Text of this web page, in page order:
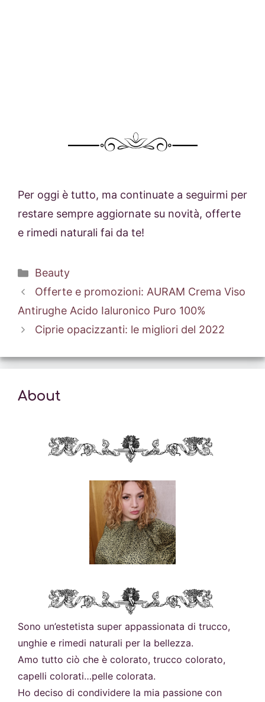
Per oggi è tutto, ma continuate a seguirmi per
restare sempre aggiornate su novità, offerte
e rimedi naturali fai da te!
Categorie
Beauty
Offerte e promozioni: AURAM Crema Viso
Antirughe Acido Ialuronico Puro 100%
Ciprie opacizzanti: le migliori del 2022
About
Sono un’estetista super appassionata di trucco,
unghie e rimedi naturali per la bellezza.
Amo tutto ciò che è colorato, trucco colorato,
capelli colorati…pelle colorata.
Ho deciso di condividere la mia passione con